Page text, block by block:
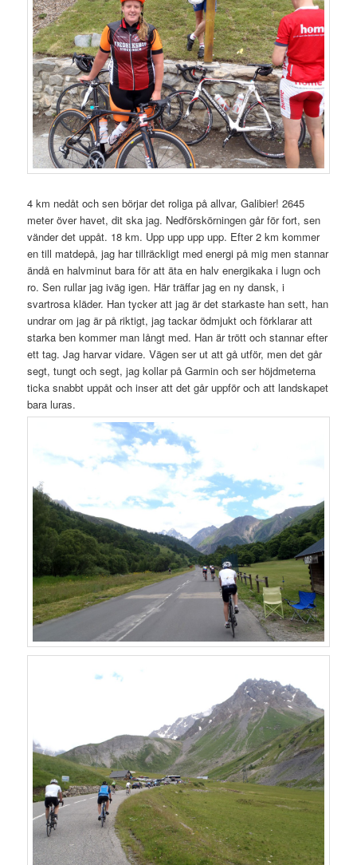
4 km nedåt och sen börjar det roliga på allvar, Galibier! 2645
meter över havet, dit ska jag. Nedförskörningen går för fort, sen
vänder det uppåt. 18 km. Upp upp upp upp. Efter 2 km kommer
en till matdepå, jag har tillräckligt med energi på mig men stannar
ändå en halvminut bara för att äta en halv energikaka i lugn och
ro. Sen rullar jag iväg igen. Här träffar jag en ny dansk, i
svartrosa kläder. Han tycker att jag är det starkaste han sett, han
undrar om jag är på riktigt, jag tackar ödmjukt och förklarar att
starka ben kommer man långt med. Han är trött och stannar efter
ett tag. Jag harvar vidare. Vägen ser ut att gå utför, men det går
segt, tungt och segt, jag kollar på Garmin och ser höjdmeterna
ticka snabbt uppåt och inser att det går uppför och att landskapet
bara luras.